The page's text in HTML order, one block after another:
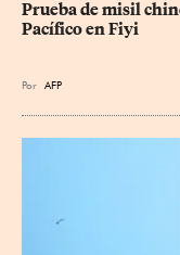
Prueba de misil
Pacífico en Fiyi
Por AFP